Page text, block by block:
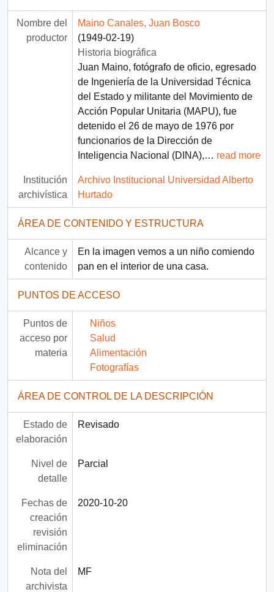
Nombre del
productor
Maino Canales, Juan Bosco
(1949-02-19)
Historia biográfica
Juan Maino, fotógrafo de oficio, egresado
de Ingeniería de la Universidad Técnica
del Estado y militante del Movimiento de
Acción Popular Unitaria (MAPU), fue
detenido el 26 de mayo de 1976 por
funcionarios de la Dirección de
Inteligencia Nacional (DINA),… read more
Institución
archivística
Archivo Institucional Universidad Alberto
Hurtado
ÁREA DE CONTENIDO Y ESTRUCTURA
Alcance y
contenido
En la imagen vemos a un niño comiendo
pan en el interior de una casa.
PUNTOS DE ACCESO
Puntos de
acceso por
materia
Niños
Salud
Alimentación
Fotografías
ÁREA DE CONTROL DE LA DESCRIPCIÓN
Estado de
elaboración
Revisado
Nivel de
detalle
Parcial
Fechas de
creación
revisión
eliminación
2020-10-20
Nota del
archivista
MF